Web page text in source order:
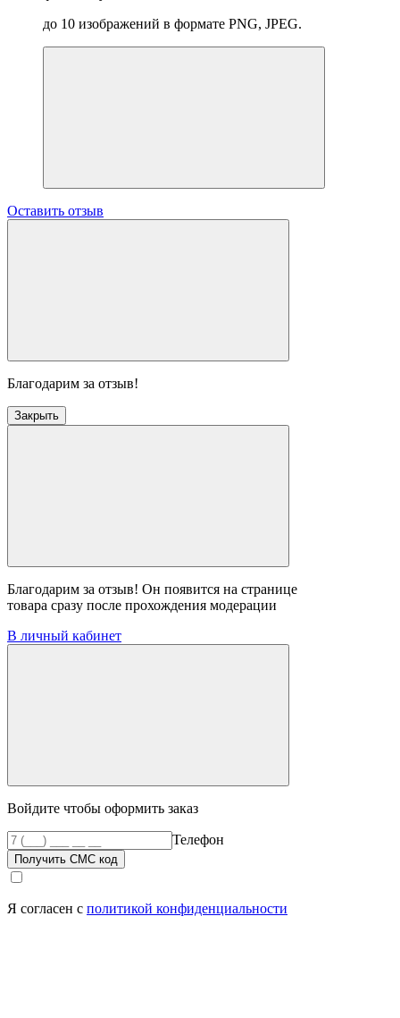
до 10 изображений в формате PNG, JPEG.
Оставить отзыв
Благодарим за отзыв!
Закрыть
Благодарим за отзыв! Он появится на странице
товара сразу после прохождения модерации
В личный кабинет
Войдите чтобы оформить заказ
Телефон
Получить СМС код
Я согласен с политикой конфиденциальности